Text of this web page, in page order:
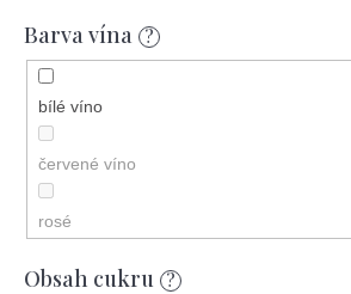
2025
Sauvignon Blanc
Zweigeltrebe / Zweigelt
Chardonnay
Rulandské bílé / Weissburgunder / Pinot
Barva vína ?
bílé víno
červené víno
rosé
červerné víno
Obsah cukru ?